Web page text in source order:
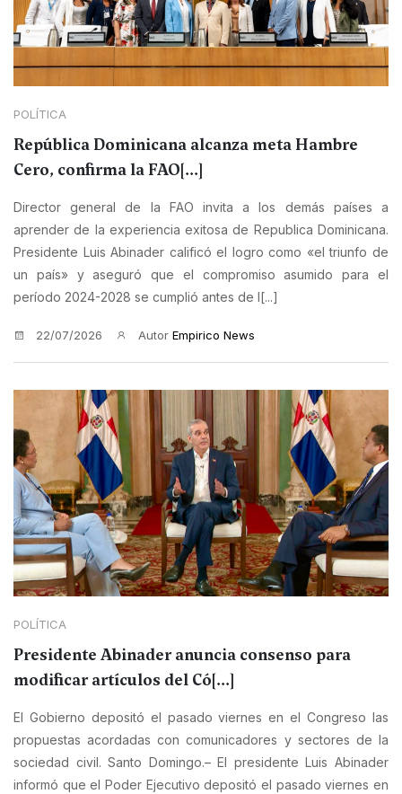
POLÍTICA
República Dominicana alcanza meta Hambre
Cero, confirma la FAO[...]
Director general de la FAO invita a los demás países a
aprender de la experiencia exitosa de Republica Dominicana.
Presidente Luis Abinader calificó el logro como «el triunfo de
un país» y aseguró que el compromiso asumido para el
período 2024-2028 se cumplió antes de l[...]
22/07/2026 Autor Empirico News
POLÍTICA
Presidente Abinader anuncia consenso para
modificar artículos del Có[...]
El Gobierno depositó el pasado viernes en el Congreso las
propuestas acordadas con comunicadores y sectores de la
sociedad civil. Santo Domingo.– El presidente Luis Abinader
informó que el Poder Ejecutivo depositó el pasado viernes en